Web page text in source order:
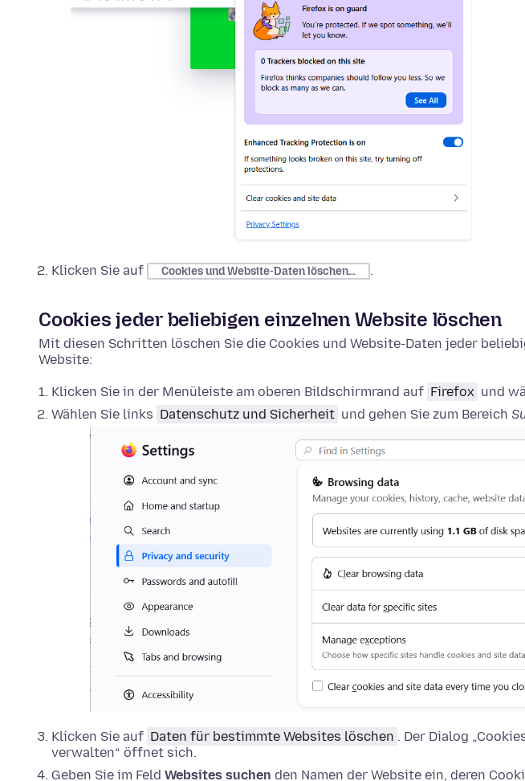
Klicken Sie auf Cookies und Website-Daten löschen… .
Cookies jeder beliebigen einzelnen Website löschen
Mit diesen Schritten löschen Sie die Cookies und Website-Daten jeder
Website:
Klicken Sie in der Menüleiste am oberen Bildschirmrand auf Firefox und
Wählen Sie links Datenschutz und Sicherheit und gehen Sie zum Bereich
Klicken Sie auf Daten für bestimmte Websites löschen . Der Dialog
verwalten“ öffnet sich.
Geben Sie im Feld Websites suchen den Namen der Website ein, deren